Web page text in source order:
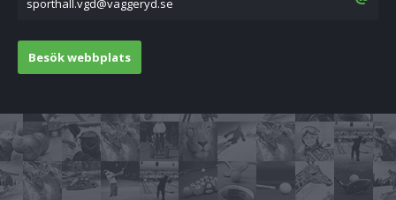
es.dyreggav@dgv.llahtrops
Besök webbplats